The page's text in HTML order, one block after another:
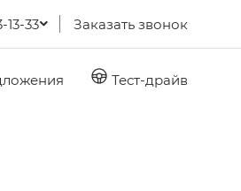
13-33 Заказать звонок
Тест-драйв